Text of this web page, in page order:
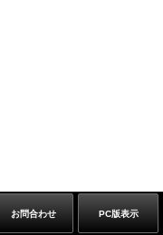
お問合わせ PC版表示